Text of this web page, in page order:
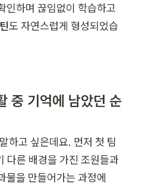
인하며 끊임없이 학습하고
도 자연스럽게 형성되었습
중 기억에 남았던 순
하고 싶은데요. 먼저 첫 팀
다른 배경을 가진 조원들과
물을 만들어가는 과정에